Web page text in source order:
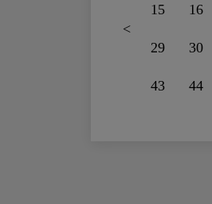
<
15 16
29 30
43 44